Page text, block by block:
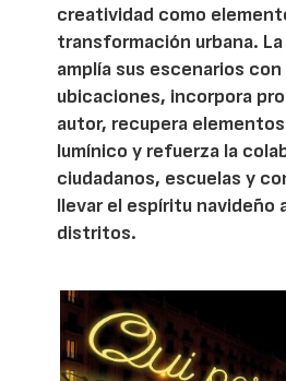
creatividad como
transformación urbana.
amplía sus escenarios con
ubicaciones, incorpora
autor, recupera
lumínico y refuerza la
ciudadanos, escuelas y
llevar el espíritu navideño
distritos.